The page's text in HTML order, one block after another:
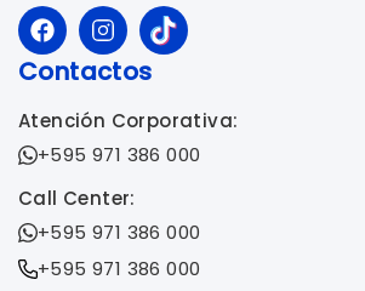
Contactos
Atención Corporativa:
+595 971 386 000
Call Center:
+595 971 386 000
+595 971 386 000